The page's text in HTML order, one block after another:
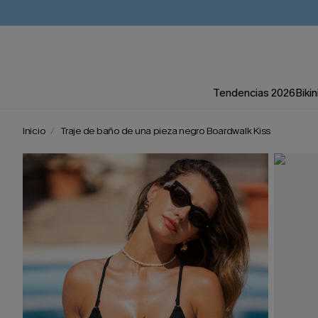
Tendencias 2026
Inicio Traje de baño de una pieza negro Boardwalk Kiss